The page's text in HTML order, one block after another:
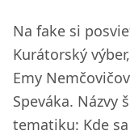
Na fake si
Kurátorský
Emy
Speváka. Názvy
tematiku: Kde